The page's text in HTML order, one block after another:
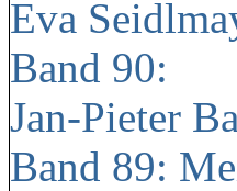
Eva
Band 90:
Jan-Pieter
Band 89: